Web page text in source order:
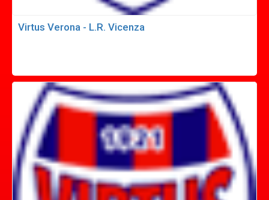
Virtus Verona - L.R. Vicenza